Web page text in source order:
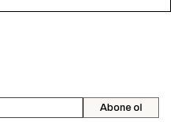
Abone ol